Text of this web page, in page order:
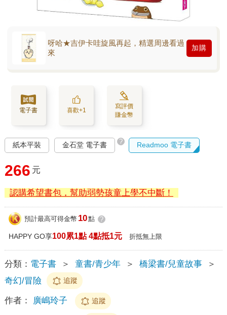
呀哈★吉伊卡哇旋風再起，精選周邊看過
來
加購
電子書 喜歡+1
寫評價
賺金幣
紙本平裝 金石堂 電子書 ? Readmoo 電子書
266 元
認購希望書包，幫助弱勢孩童上學不中斷！
預計最高可得金幣 10點 ?
HAPPY GO享100累1點 4點抵1元 折抵無上限
分類： 電子書 ＞ 童書/青少年 ＞ 橋梁書/兒童故事
＞
奇幻/冒險
追蹤
作者： 廣嶋玲子 追蹤